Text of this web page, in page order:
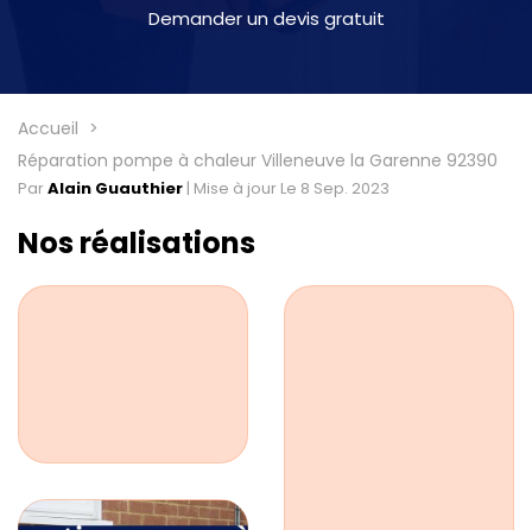
Demander un devis gratuit
Accueil
Réparation pompe à chaleur Villeneuve la Garenne 92390
ParAlain Guauthier | Mise à jour Le 8 Sep. 2023
Nos réalisations